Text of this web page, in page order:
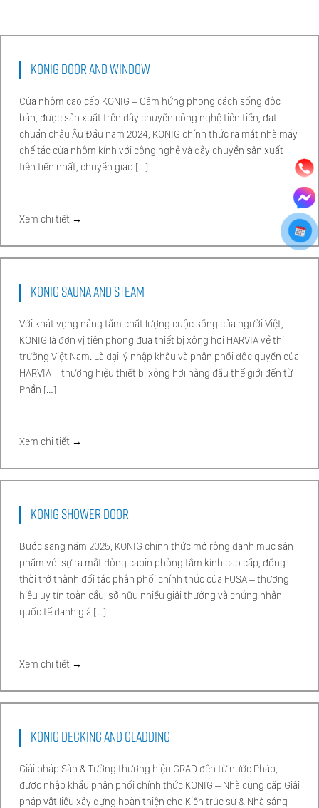
KONIG DOOR AND WINDOW
Cửa nhôm cao cấp KONIG – Cảm hứng phong cách sống độc
bản, được sản xuất trên dây chuyền công nghệ tiên tiến, đạt
chuẩn châu Âu Đầu năm 2024, KONIG chính thức ra mắt nhà máy
chế tác cửa nhôm kính với công nghệ và dây chuyền sản xuất
tiên tiến nhất, chuyển giao […]
Xem chi tiết →
KONIG SAUNA AND STEAM
Với khát vọng nâng tầm chất lượng cuộc sống của người Việt,
KONIG là đơn vị tiên phong đưa thiết bị xông hơi HARVIA về thị
trường Việt Nam. Là đại lý nhập khẩu và phân phối độc quyền của
HARVIA – thương hiệu thiết bị xông hơi hàng đầu thế giới đến từ
Phần […]
Xem chi tiết →
KONIG SHOWER DOOR
Bước sang năm 2025, KONIG chính thức mở rộng danh mục sản
phẩm với sự ra mắt dòng cabin phòng tắm kính cao cấp, đồng
thời trở thành đối tác phân phối chính thức của FUSA – thương
hiệu uy tín toàn cầu, sở hữu nhiều giải thưởng và chứng nhận
quốc tế danh giá […]
Xem chi tiết →
KONIG DECKING AND CLADDING
Giải pháp Sàn & Tường thương hiệu GRAD đến từ nước Pháp,
được nhập khẩu phân phối chính thức KONIG – Nhà cung cấp Giải
pháp vật liệu xây dựng hoàn thiện cho Kiến trúc sư & Nhà sáng